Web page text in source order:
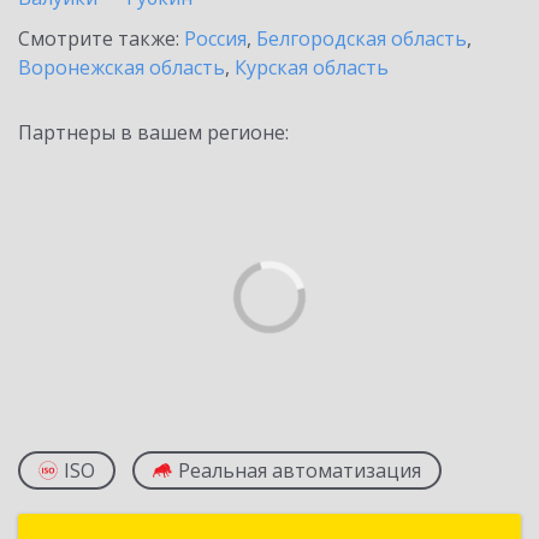
Смотрите также: Россия, Белгородская область,
Воронежская область, Курская область
Партнеры в вашем регионе:
ISO Реальная автоматизация